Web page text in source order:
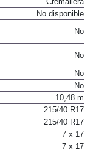
No disponible
No
No
No
No
10,48 m
215/40 R17
215/40 R17
7 x 17
7 x 17